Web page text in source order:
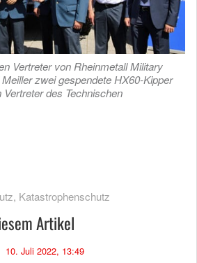
Vertreter von Rheinmetall Military
zwei gespendete HX60-Kipper
des Technischen
, Katastrophenschutz
Artikel
10. Juli 2022, 13:49